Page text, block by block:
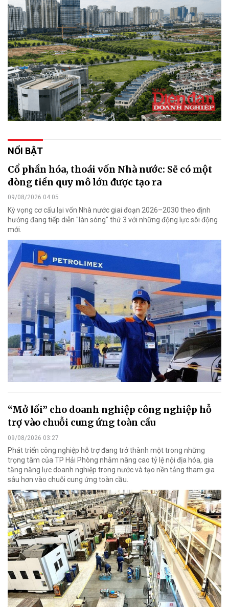
NỔI BẬT
Cổ phần hóa, thoái vốn Nhà nước: Sẽ có một
dòng tiền quy mô lớn được tạo ra
09/08/2026 04:05
Kỳ vọng cơ cấu lại vốn Nhà nước giai đoạn 2026–2030 theo định
hướng đang tiếp diễn "làn sóng" thứ 3 với những động lực sôi động
mới.
“Mở lối” cho doanh nghiệp công nghiệp hỗ
trợ vào chuỗi cung ứng toàn cầu
09/08/2026 03:27
Phát triển công nghiệp hỗ trợ đang trở thành một trong những
trọng tâm của TP Hải Phòng nhằm nâng cao tỷ lệ nội địa hóa, gia
tăng năng lực doanh nghiệp trong nước và tạo nền tảng tham gia
sâu hơn vào chuỗi cung ứng toàn cầu.